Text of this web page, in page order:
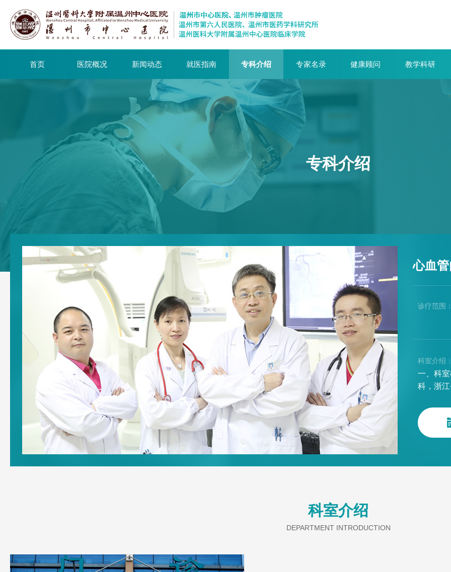
首页 医院概况 新闻动态 就医指南 专科介绍 专家名录 健康顾问 教学科研
专科介绍
心血
诊疗范围：
科室介绍：
一、科
科，浙
心、房
单位，
住院医
科室介绍
DEPARTMENT INTRODUCTION